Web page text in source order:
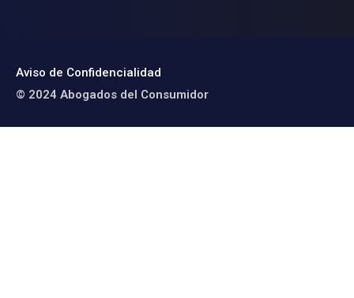
Aviso de Confidencialidad
© 2024 Abogados del Consumidor